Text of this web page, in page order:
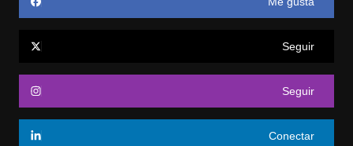
Seguir
Seguir
Conectar